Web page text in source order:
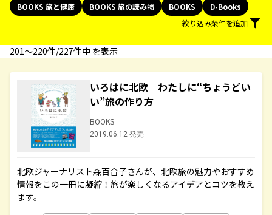
BOOKS 旅と健康
BOOKS 旅の読み物 BOOKS
D-Books
絞り込み条件を追加
201〜220件/227件中 を表示
いろはに北欧 わたしに“ちょうどい
い”旅の作り方
BOOKS
2019.06.12 発売
北欧ジャーナリスト森百合子さんが、北欧旅の魅力やおすすめ
情報をこの一冊に凝縮！旅が楽しくなるアイデアとコツを教え
ます。